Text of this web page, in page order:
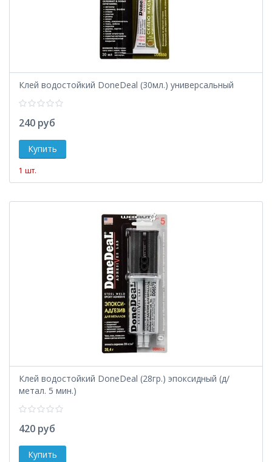
Клей водостойкий DoneDeal (30мл.) универсальный
240 руб
1 шт.
Клей водостойкий DoneDeal (28гр.) эпоксидный (д/
метал. 5 мин.)
420 руб